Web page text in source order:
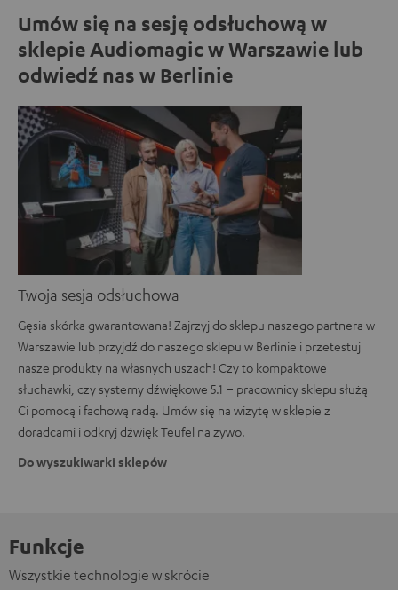
Umów się na sesję odsłuchową w
sklepie Audiomagic w Warszawie lub
odwiedź nas w Berlinie
Twoja sesja odsłuchowa
Gęsia skórka gwarantowana! Zajrzyj do sklepu naszego partnera w
Warszawie lub przyjdź do naszego sklepu w Berlinie i przetestuj
nasze produkty na własnych uszach! Czy to kompaktowe
słuchawki, czy systemy dźwiękowe 5.1 – pracownicy sklepu służą
Ci pomocą i fachową radą. Umów się na wizytę w sklepie z
doradcami i odkryj dźwięk Teufel na żywo.
Do wyszukiwarki sklepów
Funkcje
Wszystkie technologie w skrócie